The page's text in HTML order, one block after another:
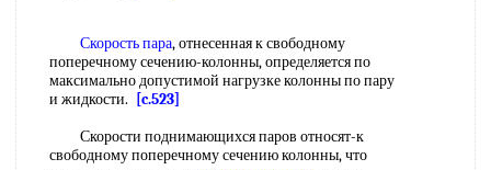
Скорость пара, отнесенная к свободному
поперечному сечению-колонны, определяется по
максимально допустимой нагрузке колонны по пару
и жидкости.
[c.523]
Скорости поднимающихся паров относят-к
свободному поперечному сечению колонны, что